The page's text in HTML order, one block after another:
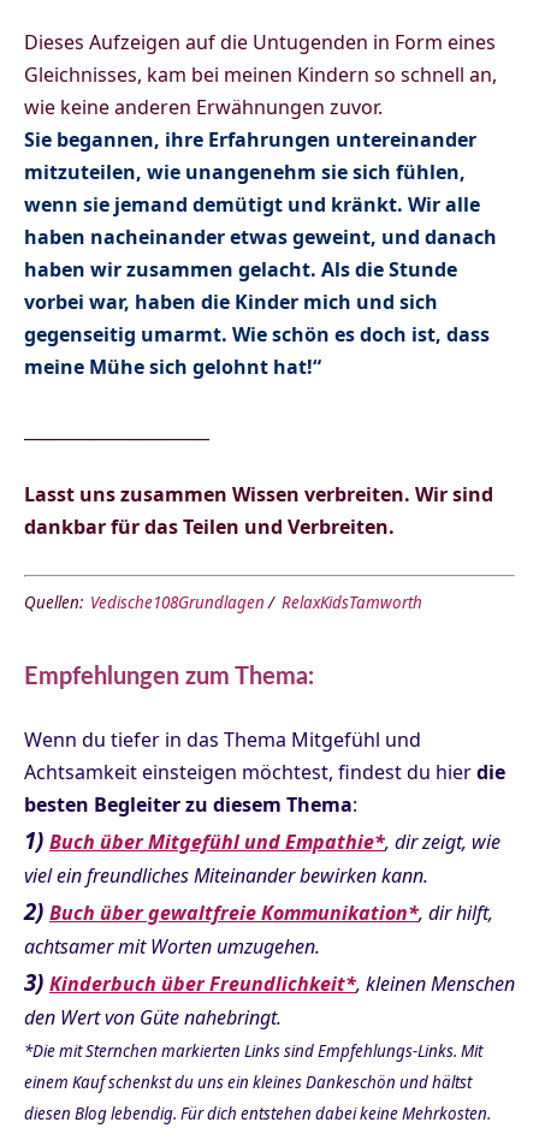
Dieses Aufzeigen auf die Untugenden in Form eines
Gleichnisses, kam bei meinen Kindern so schnell an,
wie keine anderen Erwähnungen zuvor.
Sie begannen, ihre Erfahrungen untereinander
mitzuteilen, wie unangenehm sie sich fühlen,
wenn sie jemand demütigt und kränkt. Wir alle
haben nacheinander etwas geweint, und danach
haben wir zusammen gelacht. Als die Stunde
vorbei war, haben die Kinder mich und sich
gegenseitig umarmt. Wie schön es doch ist, dass
meine Mühe sich gelohnt hat!“
Lasst uns zusammen Wissen verbreiten. Wir sind
dankbar für das Teilen und Verbreiten.
Quellen: Vedische108Grundlagen/ RelaxKidsTamworth
Empfehlungen zum Thema:
Wenn du tiefer in das Thema Mitgefühl und
Achtsamkeit einsteigen möchtest, findest du hierdie
besten Begleiter zu diesem Thema:
1) Buch über Mitgefühl und Empathie*, dir zeigt, wie
viel ein freundliches Miteinander bewirken kann.
2) Buch über gewaltfreie Kommunikation*, dir hilft,
achtsamer mit Worten umzugehen.
3) Kinderbuch über Freundlichkeit*, kleinen Menschen
den Wert von Güte nahebringt.
*Die mit Sternchen markierten Links sind Empfehlungs-Links. Mit
einem Kauf schenkst du uns ein kleines Dankeschön und hältst
diesen Blog lebendig. Für dich entstehen dabei keine Mehrkosten.